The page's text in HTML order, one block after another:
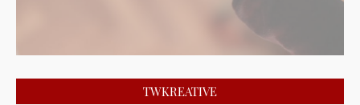
TWKREATIVE